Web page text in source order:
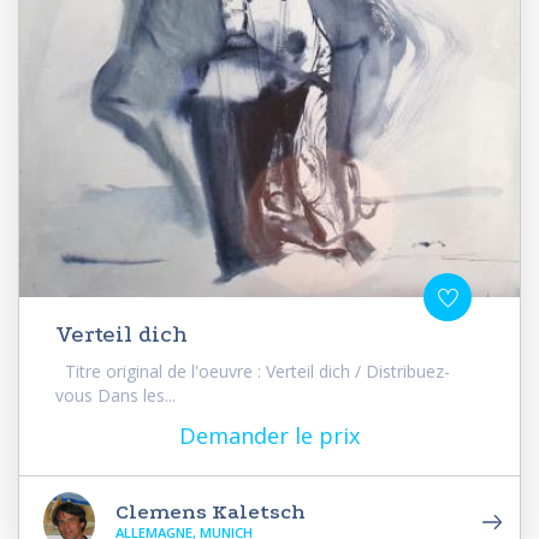
Verteil dich
Titre original de l'oeuvre : Verteil dich / Distribuez-
vous Dans les...
Demander le prix
Clemens Kaletsch
ALLEMAGNE, MUNICH